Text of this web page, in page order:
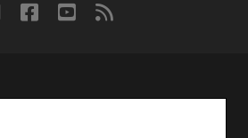
는
twitterfacebook
youtube
rss